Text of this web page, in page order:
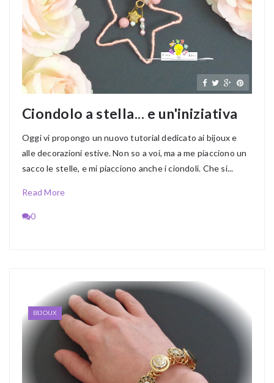
Ciondolo a stella... e un'iniziativa
Oggi vi propongo un nuovo tutorial dedicato ai bijoux e
alle decorazioni estive. Non so a voi, ma a me piacciono un
sacco le stelle, e mi piacciono anche i ciondoli. Che si...
Read More
0
BIJOUX